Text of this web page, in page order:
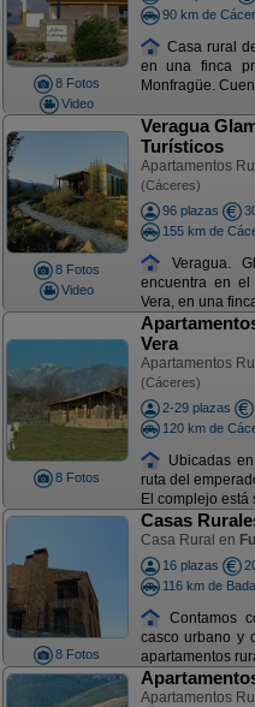
8 Fotos
Video
90 km de
Casa rural
en una finca
Monfragüe.
8 Fotos
Video
Veragua
Turísticos
Apartamentos
(Cáceres)
96 plazas
155 km de
Veragua.
encuentra en
Vera, en una
8 Fotos
Vera
Apartamentos
(Cáceres)
2-29 plazas
120 km de
Ubicadas
ruta del
El complejo está
8 Fotos
Casas
Casa Rural en
16 plazas
116 km de
Contamos
casco urbano y
apartamentos
Apartamentos